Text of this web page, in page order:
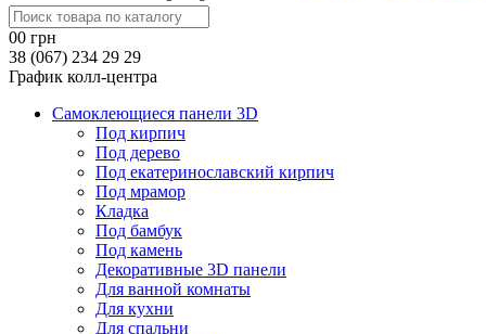
00 грн
38 (067) 234 29 29
График колл-центра
Самоклеющиеся панели 3D
Под кирпич
Под дерево
Под екатеринославский кирпич
Под мрамор
Кладка
Под бамбук
Под камень
Декоративные 3D панели
Для ванной комнаты
Для кухни
Для спальни